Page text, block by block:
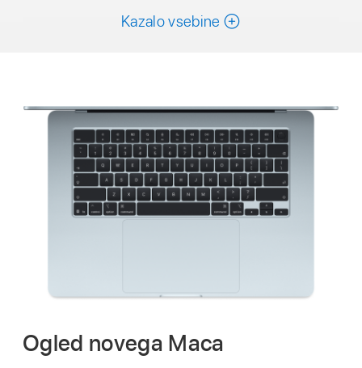
Kazalo vsebine
Ogled novega Maca